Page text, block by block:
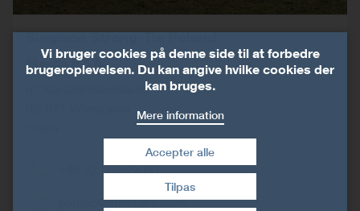
Simpson Strong-Tie Poland
Etanco P.S.A.
ul. Karczunkowska 42
+48 22 865 22 00
poland@strongtie.com
Vi bruger cookies på denne side til at forbedre
brugeroplevelsen. Du kan angive hvilke cookies der
kan bruges.
Mere information
Accepter alle
Træk samtykke tilbage
Tilpas